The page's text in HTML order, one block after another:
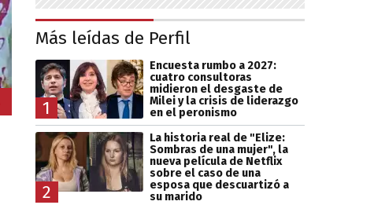
Más leídas de Perfil
1
Encuesta rumbo a 2027:
cuatro consultoras
midieron el desgaste de
Milei y la crisis de liderazgo
en el peronismo
2
La historia real de "Elize:
Sombras de una mujer", la
nueva película de Netflix
sobre el caso de una
esposa que descuartizó a
su marido